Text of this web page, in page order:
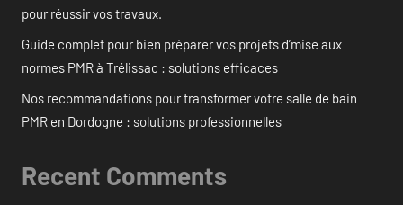
pour réussir vos travaux.
Guide complet pour bien préparer vos projets d’mise aux
normes PMR à Trélissac : solutions efficaces
Nos recommandations pour transformer votre salle de bain
PMR en Dordogne : solutions professionnelles
Recent Comments